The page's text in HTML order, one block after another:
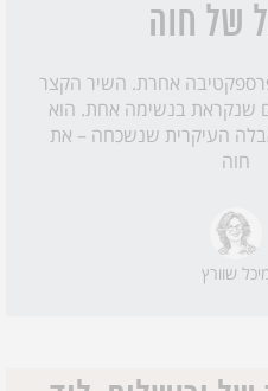
של חוה
אחרת. השיר הקצר
שנקראת בנשימה אחת. הוא
העיקרית שנשכחה – את
חוה
מיכל שוורץ